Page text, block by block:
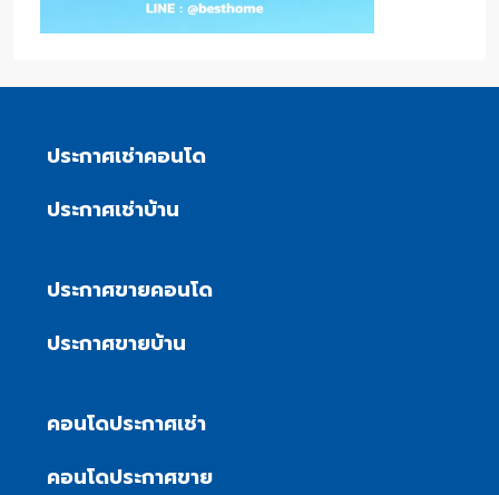
ประกาศเช่าคอนโด
ประกาศเช่าบ้าน
ประกาศขายคอนโด
ประกาศขายบ้าน
คอนโดประกาศเช่า
คอนโดประกาศขาย